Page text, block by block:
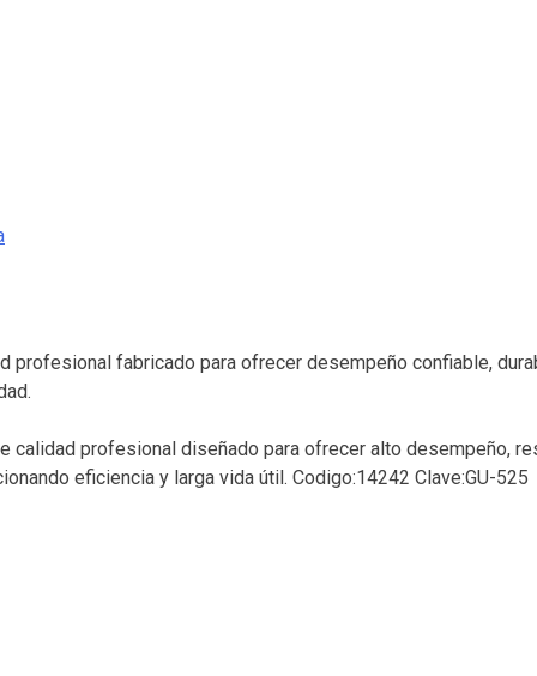
profesional fabricado para ofrecer desempeño confiable,
calidad profesional diseñado para ofrecer alto desempeño,
eficiencia y larga vida útil. Codigo:14242 Clave:GU-525